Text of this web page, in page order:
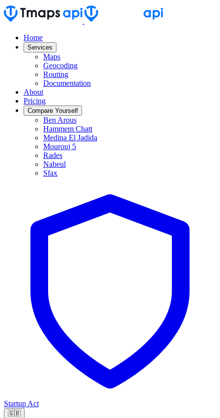
Home
Services
Maps
Geocoding
Routing
Documentation
About
Pricing
Compare Yourself
Ben Arous
Hammem Chatt
Medina El Jadida
Mourouj 5
Rades
Nabeul
Sfax
Startup Act
🇬🇧